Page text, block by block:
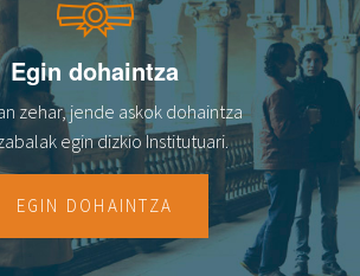
Egin dohaintza
zehar, jende askok dohaintza
egin dizkio Institutuari.
EGIN DOHAINTZA